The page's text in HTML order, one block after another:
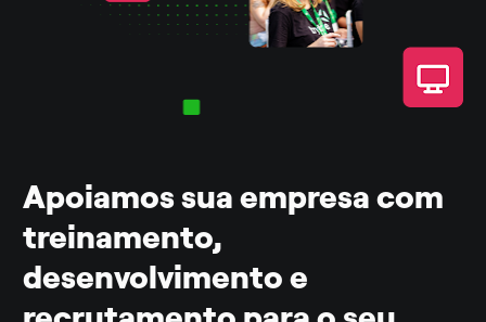
Apoiamos sua empresa com
treinamento,
desenvolvimento e